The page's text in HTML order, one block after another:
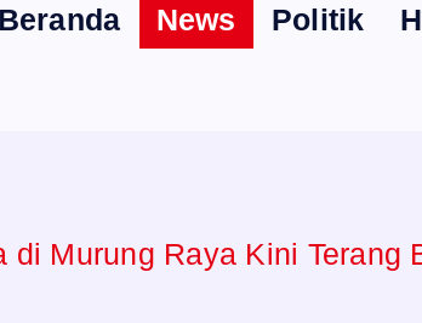
Beranda News Politik
di Murung Raya Kini